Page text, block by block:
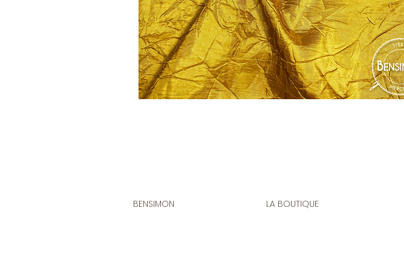
BENSIMON LA BOUTIQUE